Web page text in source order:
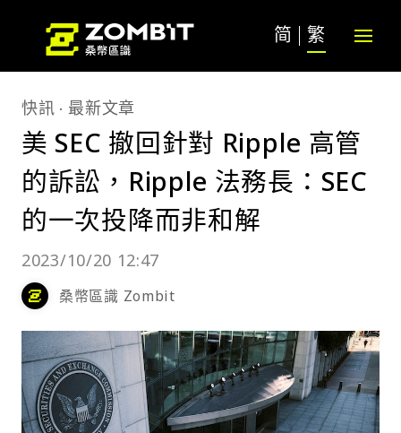
简 繁
快訊 最新文章
美 SEC 撤回針對 Ripple 高管
的訴訟，Ripple 法務長：SEC
的一次投降而非和解
2023/10/20 12:47
桑幣區識 Zombit